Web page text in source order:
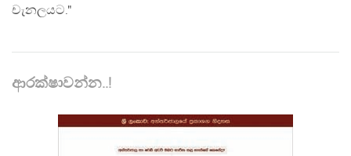
චැනලයට."
ආරක්ෂාවන්න..!